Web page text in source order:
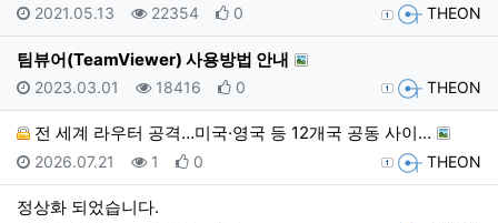
등록자 THEON
등록일
2021.05.13 조회
22354 추천
0
팀뷰어(TeamViewer) 사용방법 안내
등록자 THEON
등록일
2023.03.01 조회
18416 추천
0
전 세계 라우터 공격…미국·영국 등 12개국 공동 사이…
등록자 THEON
등록일
2026.07.21 조회
1 추천
0
정상화 되었습니다.